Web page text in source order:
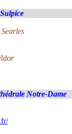
Notre-Dame